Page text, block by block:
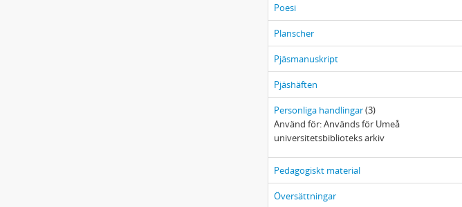
Poesi
Planscher
Pjäsmanuskript
Pjäshäften
Personliga handlingar(3)
Använd för: Används för Umeå
universitetsbiblioteks arkiv
Pedagogiskt material
Översättningar